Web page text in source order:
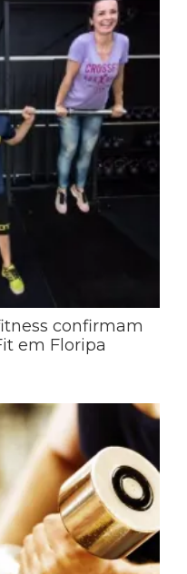
confirmam
em Floripa